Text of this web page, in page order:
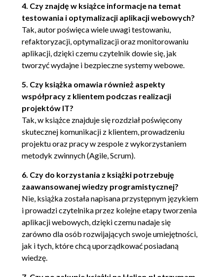
Komponent (81)
Szablon widoku (81)
Dyrektywy (82)
Serwis (82)
Wstrzykiwanie zależności (83)
Tworzenie struktury projektu (87)
Plik router.js (88)
Plik module.js (89)
Schemat MVC dla Angulara (89)
Pierwszy model (93)
Pierwszy kontroler (93)
Pierwszy widok (94)
Testowanie aplikacji (96)
Jak nie pisać aplikacji w Angularze (97)
Rozdział 5. Tworzenie front-endu dla urządzeń
mobilnych w Sencha Touch 2 (101)
Zanim rozpoczniemy projekt (101)
4. Czy znajdę w książce informacje na temat
testowania i optymalizacji aplikacji webowych?
Tak, autor poświęca wiele uwagi testowaniu,
refaktoryzacji, optymalizacji oraz monitorowaniu
aplikacji, dzięki czemu czytelnik dowie się, jak
tworzyć wydajne i bezpieczne systemy webowe.
5. Czy książka omawia również aspekty
współpracy z klientem podczas realizacji
projektów IT?
Tak, w książce znajduje się rozdział poświęcony
skutecznej komunikacji z klientem, prowadzeniu
projektu oraz pracy w zespole z wykorzystaniem
metodyk zwinnych (Agile, Scrum).
6. Czy do korzystania z książki potrzebuję
zaawansowanej wiedzy programistycznej?
Nie, książka została napisana przystępnym językiem
i prowadzi czytelnika przez kolejne etapy tworzenia
aplikacji webowych, dzięki czemu nadaje się
zarówno dla osób rozwijających swoje umiejętności,
jak i tych, które chcą uporządkować posiadaną
wiedzę.